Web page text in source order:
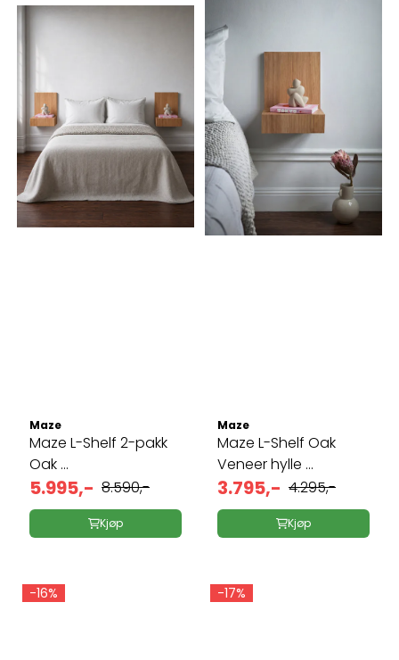
Maze
Maze L-Shelf 2-pakk
Oak ...
5.995,- 8.590,-
Kjøp
Maze
Maze L-Shelf Oak
Veneer hylle ...
3.795,- 4.295,-
Kjøp
-16% -17%